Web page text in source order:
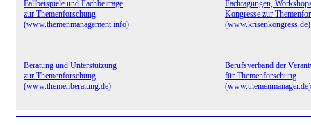
Fallbeispiele und Fachbeiträge
zur Themenforschung
(www.themenmanagement.info)
Fachtagungen,
Kongresse zur
(www.krisenkongress.de)
Beratung und Unterstützung
zur Themenforschung
(www.themenberatung.de)
Berufsverband der
für Themenforschung
(www.themenmanager.de)